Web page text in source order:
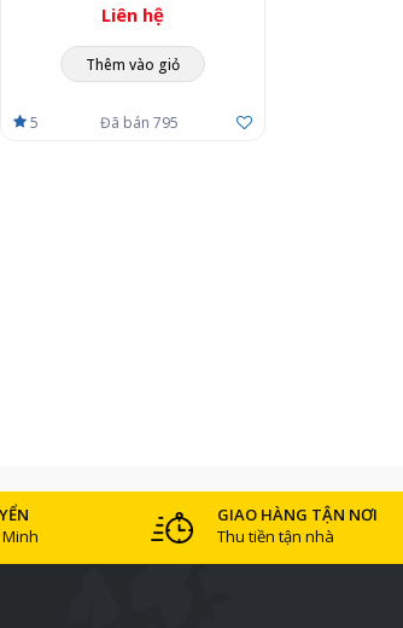
Liên hệ
Thêm vào giỏ
5 Đã bán 795
GIAO HÀNG TẬN NƠI
Thu tiền tận nhà